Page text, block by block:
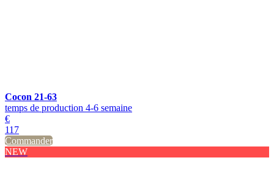
Cocon 21-63
temps de production 4-6 semaine
€
117
Commander
NEW